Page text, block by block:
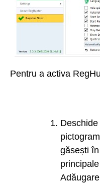
Pentru a activa
găsești